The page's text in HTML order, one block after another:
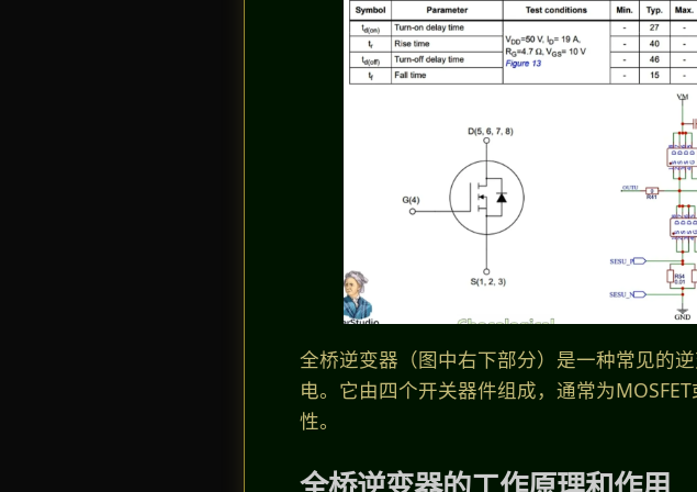
全桥逆变器（图中右下部分）是一种常见的
电。它由四个开关器件组成，通常为
性。